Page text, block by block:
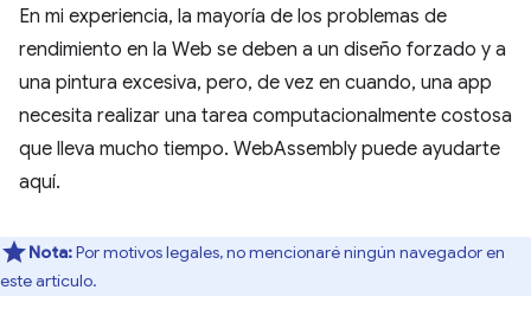
En mi experiencia, la mayoría de los problemas de
rendimiento en la Web se deben a un diseño forzado y a
una pintura excesiva, pero, de vez en cuando, una app
necesita realizar una tarea computacionalmente costosa
que lleva mucho tiempo. WebAssembly puede ayudarte
aquí.
Nota:Por motivos legales, no mencionaré ningún navegador en
este artículo.